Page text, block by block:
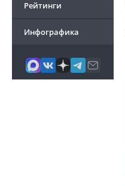
Рейтинги
Инфографика